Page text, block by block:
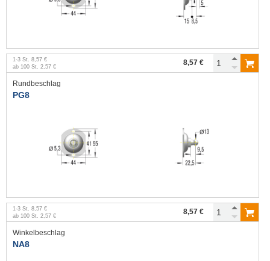
1 -3 St. 8,57 €
ab 100 St. 2,57 € 8,57 €
Rundbeschlag
PG8
1 -3 St. 8,57 €
ab 100 St. 2,57 € 8,57 €
Winkelbeschlag
NA8